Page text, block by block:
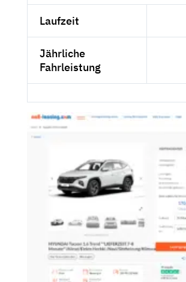
Laufzeit
Jährliche
Fahrleistung